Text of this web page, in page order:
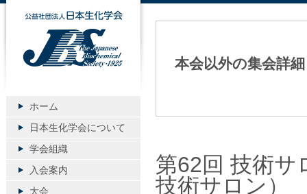
本会以外の集会詳細
第62回 技術サ
技術サロン）
公益社団法人日本生化学会
ホーム
日本生化学会について
学会組織
入会案内
大会